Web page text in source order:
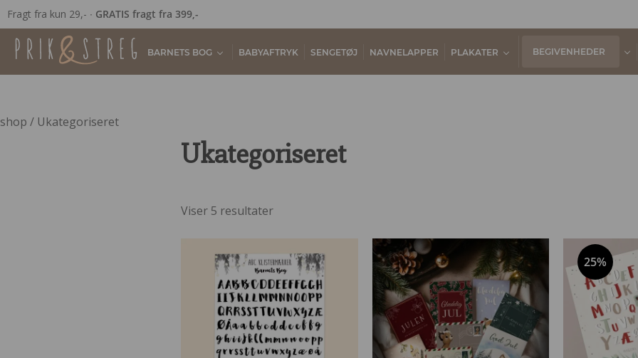
Fragt fra kun 29,- ∙ GRATIS fragt fra 399,-
BARNETS BOG BABYAFTRYK SENGETØJ NAVNELAPPER PLAKATER BEGIVENHEDER
shop / Ukategoriseret
Ukategoriseret
Viser 5 resultater
25%